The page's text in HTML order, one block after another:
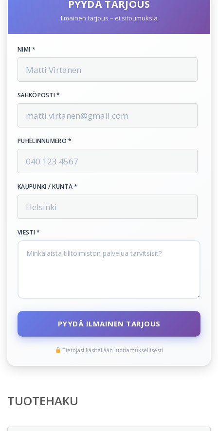
PYYDÄ TARJOUS
Ilmainen tarjous – ei sitoumuksia
NIMI *
SÄHKÖPOSTI *
PUHELINNUMERO *
KAUPUNKI / KUNTA *
VIESTI *
PYYDÄ ILMAINEN TARJOUS
Tietojasi käsitellään luottamuksellisesti
TUOTEHAKU